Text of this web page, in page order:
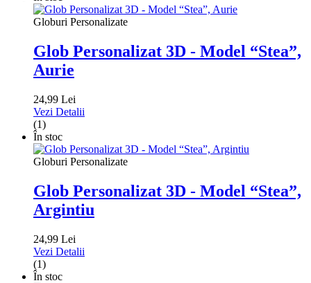
Globuri Personalizate
Glob Personalizat 3D - Model “Stea”,
Aurie
24,99 Lei
Vezi Detalii
(1)
În stoc
Globuri Personalizate
Glob Personalizat 3D - Model “Stea”,
Argintiu
24,99 Lei
Vezi Detalii
(1)
În stoc